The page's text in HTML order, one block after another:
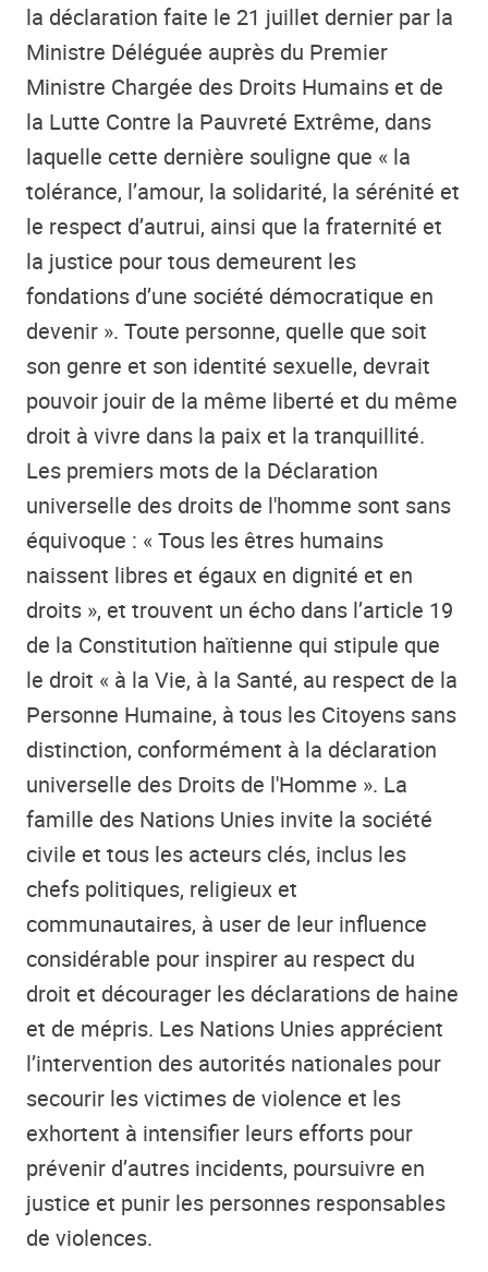
la déclaration faite le 21 juillet dernier par la
Ministre Déléguée auprès du Premier
Ministre Chargée des Droits Humains et de
la Lutte Contre la Pauvreté Extrême, dans
laquelle cette dernière souligne que « la
tolérance, l’amour, la solidarité, la sérénité et
le respect d’autrui, ainsi que la fraternité et
la justice pour tous demeurent les
fondations d’une société démocratique en
devenir ». Toute personne, quelle que soit
son genre et son identité sexuelle, devrait
pouvoir jouir de la même liberté et du même
droit à vivre dans la paix et la tranquillité.
Les premiers mots de la Déclaration
universelle des droits de l'homme sont sans
équivoque : « Tous les êtres humains
naissent libres et égaux en dignité et en
droits », et trouvent un écho dans l’article 19
de la Constitution haïtienne qui stipule que
le droit « à la Vie, à la Santé, au respect de la
Personne Humaine, à tous les Citoyens sans
distinction, conformément à la déclaration
universelle des Droits de l'Homme ». La
famille des Nations Unies invite la société
civile et tous les acteurs clés, inclus les
chefs politiques, religieux et
communautaires, à user de leur influence
considérable pour inspirer au respect du
droit et décourager les déclarations de haine
et de mépris. Les Nations Unies apprécient
l’intervention des autorités nationales pour
secourir les victimes de violence et les
exhortent à intensifier leurs efforts pour
prévenir d’autres incidents, poursuivre en
justice et punir les personnes responsables
de violences.